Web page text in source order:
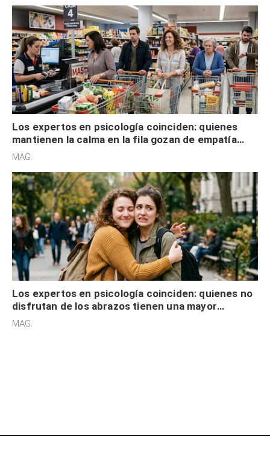
Los expertos en psicología coinciden: quienes
mantienen la calma en la fila gozan de empatía
cognitiva, gratitud y no solo tienen autocontrol
MAG.
Los expertos en psicología coinciden: quienes no
disfrutan de los abrazos tienen una mayor
sensibilidad a los estímulos físicos y no es por
MAG.